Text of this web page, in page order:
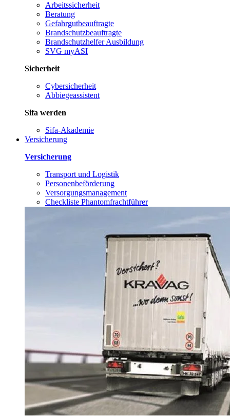
Arbeitssicherheit
Beratung
Gefahrgutbeauftragte
Brandschutzbeauftragte
Brandschutzhelfer Ausbildung
SVG myASI
Sicherheit
Cybersicherheit
Abbiegeassistent
Sifa werden
Sifa-Akademie
Versicherung
Versicherung
Transport und Logistik
Personenbeförderung
Versorgungsmanagement
Checkliste Phantomfrachtführer